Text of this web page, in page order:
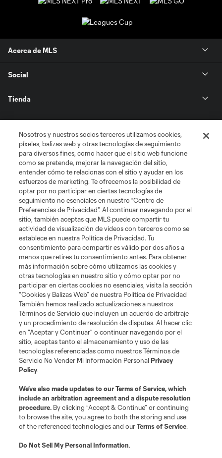
Acerca de MLS
Social
Tienda
Club Sites
Términos de servicio Política de privacidad
No vender mi información
Cookies Settings
©2026 MLS. El nombre y escudo de la Major League Soccer y MLS son
marcas registradas de League Soccer, L.L.C. (“MLS”). Los nombres y logos
de los equipos de la MLS están registrados y son marcas bajo ley común
de la MLS o son usadas con el permiso de sus propietarios. Uso
desautorizado está prohibido.
Nosotros y nuestros socios terceros utilizamos cookies,
píxeles, balizas web y otras tecnologías de seguimiento
para diversos fines, como hacer que el sitio web funcione
como se pretende, mejorar la navegación del sitio,
entender cómo te relacionas con el sitio y ayudar en los
esfuerzos de marketing. Te ofrecemos la posibilidad de
optar por no participar en ciertas tecnologías de
seguimiento no esenciales en nuestro "Centro de
Preferencias de Privacidad". Al continuar navegando por el
sitio, también aceptas que MLS puede compartir tu
actividad de visualización de videos con terceros como se
establece en nuestra Política de Privacidad. Tu
consentimiento para compartir es válido por dos años a
menos que retires tu consentimiento antes. Para obtener
más información sobre cómo utilizamos las cookies y
otras tecnologías en nuestro sitio y cómo optar por no
participar en ciertas cookies no esenciales, visita la sección
“Cookies y Balizas Web” de nuestra Política de Privacidad
También hemos realizado actualizaciones a nuestros
Términos de Servicio que incluyen un acuerdo de arbitraje
y un procedimiento de resolución de disputas. Al hacer clic
en “Aceptar y Continuar” o continuar navegando por el
sitio, aceptas tanto el almacenamiento y uso de las
tecnologías referenciadas como nuestros Términos de
Servicio No Vender Mi Información PersonalPrivacy
Policy.
We’ve also made updates to ourTerms of Service, which
include an arbitration agreement and a dispute resolution
procedure. By clicking “Accept & Continue” or continuing
to browse the site, you agree to both the storing and use
of the referenced technologies and ourTerms of Service.
Do Not Sell My Personal Information.